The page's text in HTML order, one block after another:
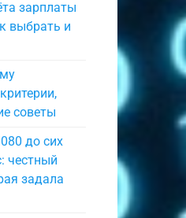
зарплаты
выбрать и
советы
до сих
честный
задала